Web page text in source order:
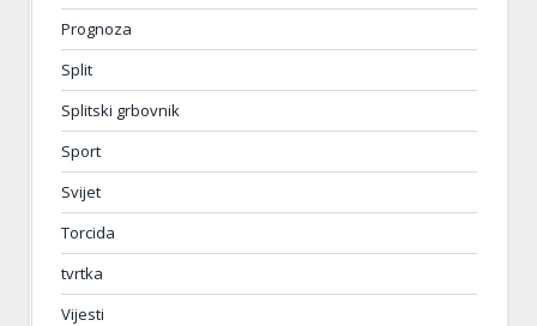
Prognoza
Split
Splitski grbovnik
Sport
Svijet
Torcida
tvrtka
Vijesti